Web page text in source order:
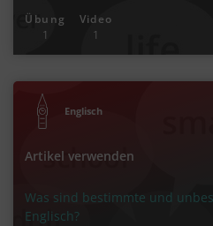
Übung
1
Video
1
Englisch
Artikel verwenden
Was sind bestimmte und
Englisch?